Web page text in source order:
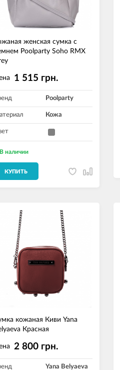
женская сумка с
Poolparty Soho RMX
1 515 грн.
Poolparty
Кожа
В наличии
КУПИТЬ
кожаная Киви Yana
Красная
2 800 грн.
Yana Belyaeva